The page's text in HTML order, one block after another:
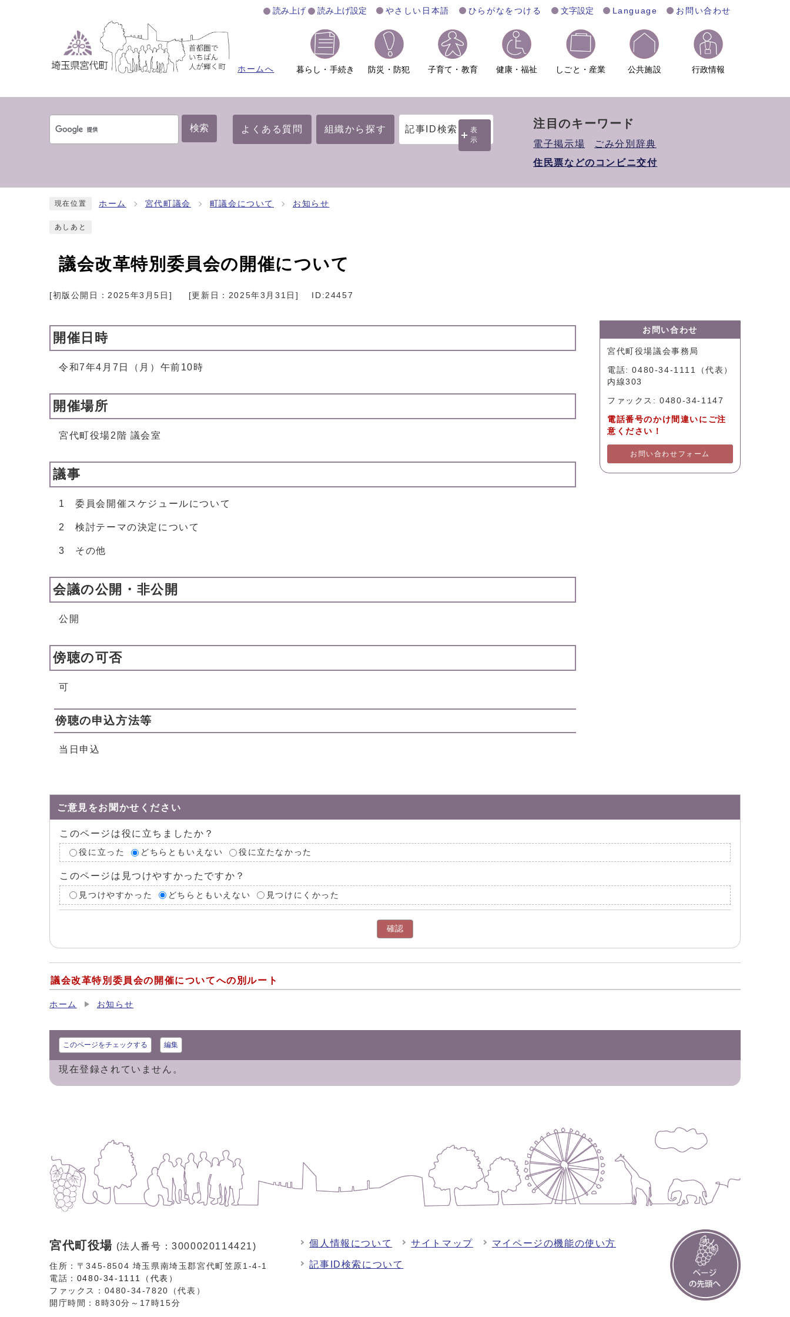
読み上げ 読み上げ設定 やさしい日本語 ひらがなをつける 文字設定 Language お問い合わせ
ホームへ 暮らし・手続き 防災・防犯 子育て・教育 健康・福祉 しごと・産業 公共施設 行政情報
検索 よくある質問 組織から探す 記事ID検索
表
示
注目のキーワード
電子掲示場
ごみ分別辞典
住民票などのコンビニ交付
現在位置 ホーム 宮代町議会 町議会について お知らせ
あしあと
議会改革特別委員会の開催について
[初版公開日：2025年3月5日 ] [更新日： 2025年3月31日 ] ID:24457
開催日時
令和7年4月7日（月）午前10時
開催場所
宮代町役場2階 議会室
議事
1 委員会開催スケジュールについて
2 検討テーマの決定について
3 その他
会議の公開・非公開
公開
傍聴の可否
可
傍聴の申込方法等
当日申込
お問い合わせ
宮代町役場議会事務局
電話: 0480-34-1111（代表）
内線303
ファックス: 0480-34-1147
電話番号のかけ間違いにご注
意ください！
お問い合わせフォーム
ご意見をお聞かせください
このページは役に立ちましたか？
役に立った どちらともいえない 役に立たなかった
このページは見つけやすかったですか？
見つけやすかった どちらともいえない 見つけにくかった
確認
議会改革特別委員会の開催についてへの別ルート
ホーム お知らせ
このページをチェックする 編集
現在登録されていません。
宮代町役場 (法人番号：3000020114421)
住所：〒345-8504 埼玉県南埼玉郡宮代町笠原1-4-1
電話： 0480-34-1111（代表）
ファックス：0480-34-7820（代表）
開庁時間：8時30分～17時15分
個人情報について サイトマップ マイページの機能の使い方
記事ID検索について